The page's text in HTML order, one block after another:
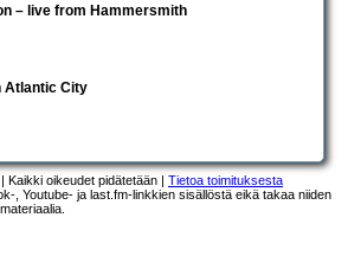
– live from Hammersmith
Atlantic City
Kaikki oikeudet pidätetään | Tietoa toimituksesta
, Youtube- ja last.fm-linkkien sisällöstä eikä takaa niiden